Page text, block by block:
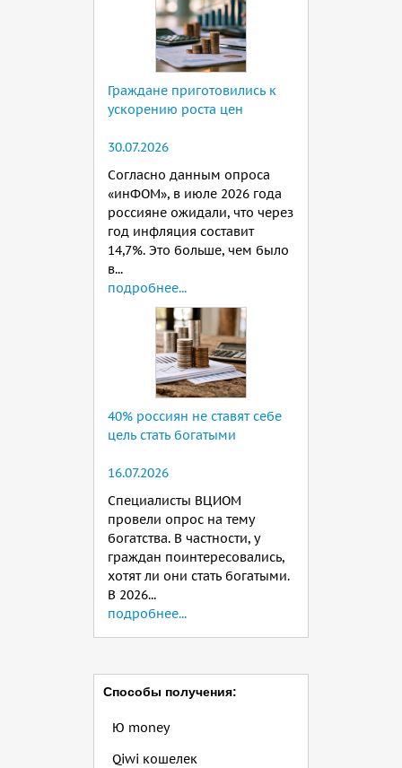
Граждане приготовились к
ускорению роста цен
30.07.2026
Согласно данным опроса
«инФОМ», в июле 2026 года
россияне ожидали, что через
год инфляция составит
14,7%. Это больше, чем было
в...
подробнее...
40% россиян не ставят себе
цель стать богатыми
16.07.2026
Специалисты ВЦИОМ
провели опрос на тему
богатства. В частности, у
граждан поинтересовались,
хотят ли они стать богатыми.
В 2026...
подробнее...
Способы получения:
Ю money
Qiwi кошелек